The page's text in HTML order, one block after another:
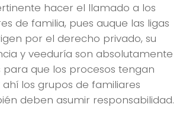
hacer el llamado a los
de familia, pues auque las ligas
por el derecho privado, su
y veeduría son absolutamente
que los procesos tengan
los grupos de familiares
deben asumir responsabilidad.